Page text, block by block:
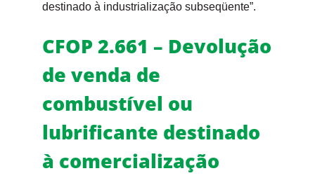
destinado à industrialização subseqüente”.
CFOP 2.661 – Devolução
de venda de
combustível ou
lubrificante destinado
à comercialização